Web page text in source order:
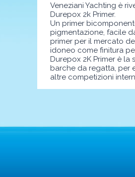
Veneziani Yachting è
Durepox 2k Primer.
Un primer
pigmentazione, facile
primer per il mercato
idoneo come finitura
Durepox 2K Primer è
barche da regatta, per
altre competizioni